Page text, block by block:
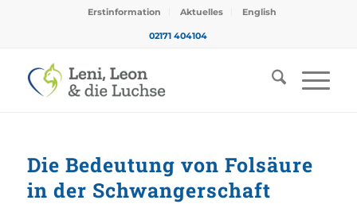
Erstinformation Aktuelles English
02171 404104
Die Bedeutung von Folsäure
in der Schwangerschaft